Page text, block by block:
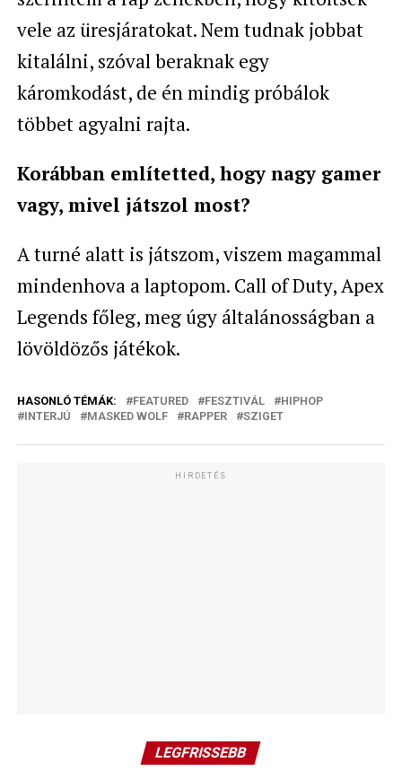
vele az üresjáratokat. Nem tudnak jobbat
kitalálni, szóval beraknak egy
káromkodást, de én mindig próbálok
többet agyalni rajta.
Korábban említetted, hogy nagy gamer
vagy, mivel játszol most?
A turné alatt is játszom, viszem magammal
mindenhova a laptopom. Call of Duty, Apex
Legends főleg, meg úgy általánosságban a
lövöldözős játékok.
HASONLÓ TÉMÁK: FEATURED FESZTIVÁL
HIPHOP
INTERJÚ
MASKED WOLF RAPPER SZIGET
HIRDETÉS
LEGFRISSEBB